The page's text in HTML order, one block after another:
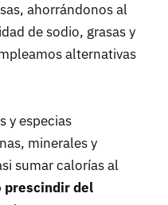
ahorrándonos al
de sodio, grasas y
alternativas
y especias
minerales y
sumar calorías al
prescindir del